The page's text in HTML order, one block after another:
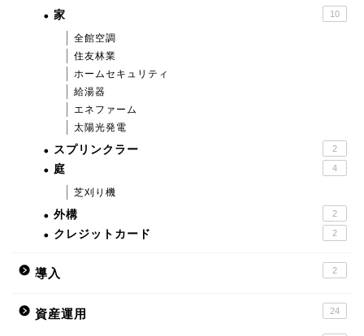
家 10
全館空調
住友林業
ホームセキュリティ
給湯器
エネファーム
太陽光発電
スプリンクラー 2
庭 4
芝刈り機
外構 2
クレジットカード 2
導入 2
資産運用 24